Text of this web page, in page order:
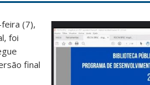
(7),
foi
final